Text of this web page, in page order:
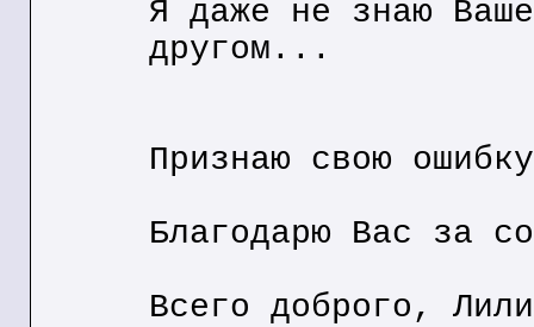
Я даже не знаю
другом...
Признаю свою
Благодарю Вас за
Всего доброго,